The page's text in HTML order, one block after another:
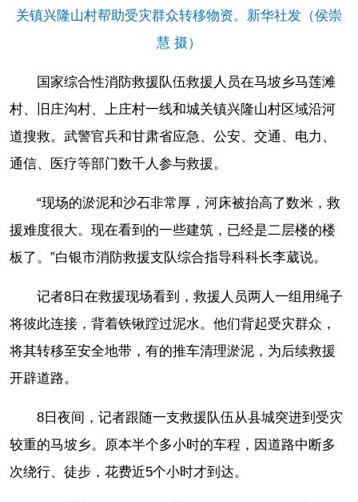
关镇兴隆山村帮助受灾群众转移物资。新华社发（侯崇
慧 摄）
国家综合性消防救援队伍救援人员在马坡乡马莲滩
村、旧庄沟村、上庄村一线和城关镇兴隆山村区域沿河
道搜救。武警官兵和甘肃省应急、公安、交通、电力、
通信、医疗等部门数千人参与救援。
“现场的淤泥和沙石非常厚，河床被抬高了数米，救
援难度很大。现在看到的一些建筑，已经是二层楼的楼
板了。”白银市消防救援支队综合指导科科长李葳说。
记者8日在救援现场看到，救援人员两人一组用绳子
将彼此连接，背着铁锹蹚过泥水。他们背起受灾群众，
将其转移至安全地带，有的推车清理淤泥，为后续救援
开辟道路。
8日夜间，记者跟随一支救援队伍从县城突进到受灾
较重的马坡乡。原本半个多小时的车程，因道路中断多
次绕行、徒步，花费近5个小时才到达。